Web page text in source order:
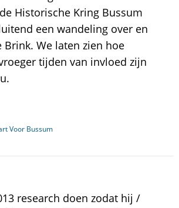
Historische Kring Bussum
een wandeling over en
Brink. We laten zien hoe
tijden van invloed zijn
Voor Bussum
research doen zodat hij /